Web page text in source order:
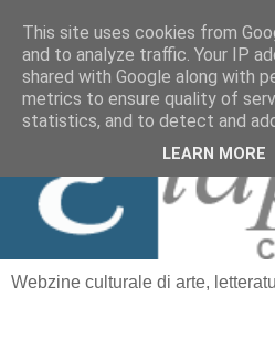
≡ Elapsus
Webzine culturale di arte,
This site uses cookies from
and to analyze traffic. Your IP
shared with Google along with
metrics to ensure quality of
statistics, and to detect and
LEARN MORE